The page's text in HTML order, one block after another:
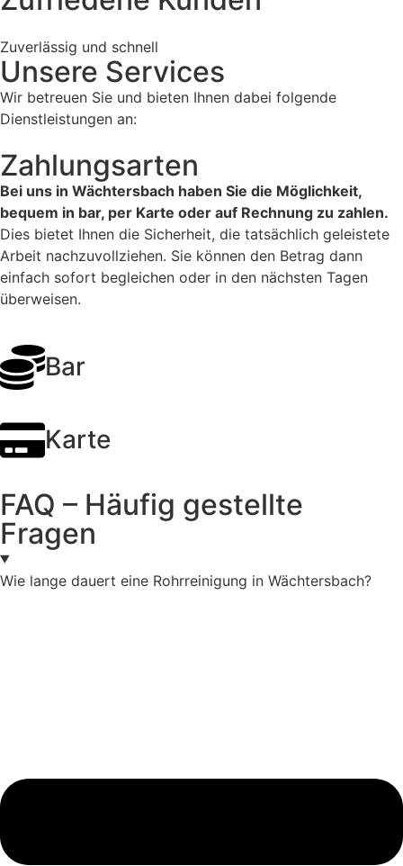
Zuverlässig und schnell
Unsere Services
Wir betreuen Sie und bieten Ihnen dabei folgende
Dienstleistungen an:
Zahlungsarten
Bei uns in Wächtersbach haben Sie die Möglichkeit,
bequem in bar, per Karte oder auf Rechnung zu zahlen.
Dies bietet Ihnen die Sicherheit, die tatsächlich geleistete
Arbeit nachzuvollziehen. Sie können den Betrag dann
einfach sofort begleichen oder in den nächsten Tagen
überweisen.
Bar
Karte
FAQ – Häufig gestellte
Fragen
Wie lange dauert eine Rohrreinigung in Wächtersbach?